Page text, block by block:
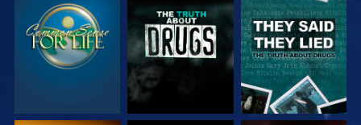
VEJA VEJA VEJA